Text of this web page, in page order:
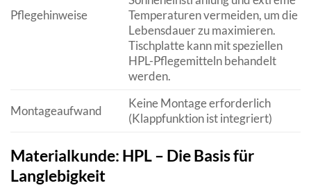
Pflegehinweise
Temperaturen vermeiden, um die
Lebensdauer zu maximieren.
Tischplatte kann mit speziellen
HPL-Pflegemitteln behandelt
werden.
Montageaufwand
Keine Montage erforderlich
(Klappfunktion ist integriert)
Materialkunde: HPL – Die Basis für
Langlebigkeit